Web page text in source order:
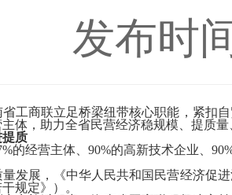
发布时
商联立足桥梁纽带核心职能，紧扣自
体，助力全省民营经济稳规模、提质量
质
的经营主体、 90%的高新技术企业、
展，《中华人民共和国民营经济促
规定》）。